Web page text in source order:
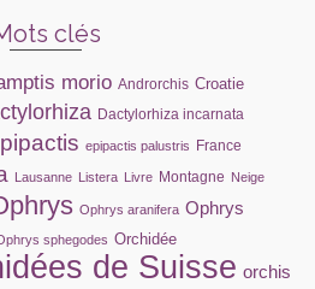
clés
morio Androrchis Croatie
Dactylorhiza incarnata
epipactis palustris France
Lausanne Listera Livre Montagne Neige
Ophrys aranifera Ophrys
sphegodes Orchidée
de Suisse orchis